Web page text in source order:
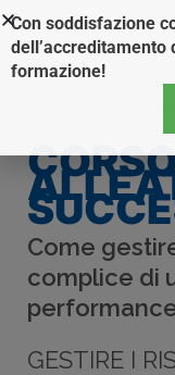
Vai
contenuto
Come
complice di
GESTIRE I
Con soddisfazione
dell’accreditamento
formazione!